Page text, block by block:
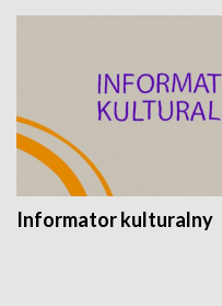
Informator kulturalny